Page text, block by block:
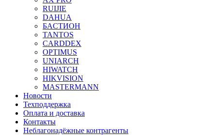
RUIJIE
DAHUA
БAСТИОН
TANTOS
CARDDEX
OPTIMUS
UNIARCH
HIWATCH
HIKVISION
MASTERMANN
Новости
Техподдержка
Оплата и доставка
Контакты
Неблагонадёжные контрагенты